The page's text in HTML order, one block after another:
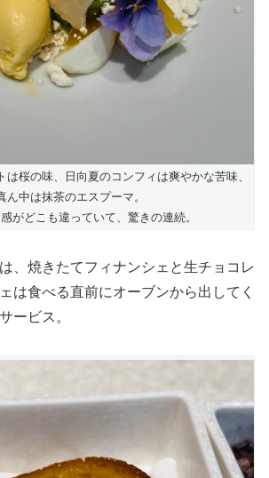
は桜の味、日向夏のコンフィは爽やかな苦味、
ん中は抹茶のエスプーマ。
がどこも違っていて、驚きの連続。
、焼きたてフィナンシェと生チョコレ
は食べる直前にオーブンから出してく
ービス。